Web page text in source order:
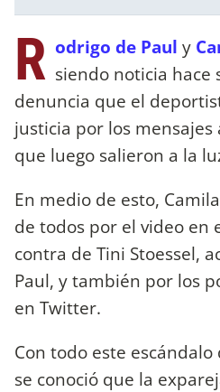
R odrigo de Paul y
siendo noticia hace
denuncia que el
justicia por los
que luego salieron a la
En medio de esto,
de todos por el video en
contra de Tini Stoessel,
Paul, y también por los
en Twitter.
Con todo este
se conoció que la